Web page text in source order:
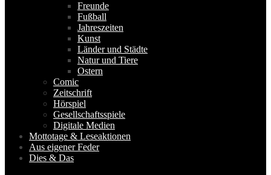
Freunde
Fußball
Jahreszeiten
Kunst
Länder und Städte
Natur und Tiere
Ostern
Comic
Zeitschrift
Hörspiel
Gesellschaftsspiele
Digitale Medien
Mottotage & Leseaktionen
Aus eigener Feder
Dies & Das